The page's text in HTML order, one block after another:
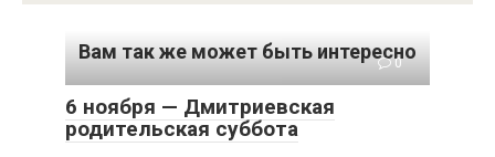
Вам так же может быть интересно
0
6 ноября — Дмитриевская
родительская суббота